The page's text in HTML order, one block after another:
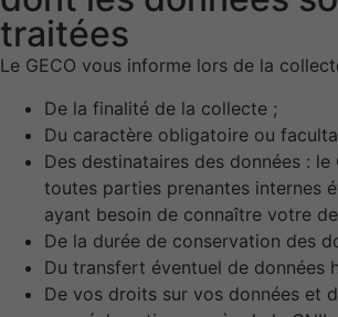
traitées
Le GECO vous informe lors de la
De la finalité de la collecte ;
Du caractère obligatoire ou
Des destinataires des données : le
toutes parties prenantes internes
ayant besoin de connaître votre
De la durée de conservation des
Du transfert éventuel de données
De vos droits sur vos données et